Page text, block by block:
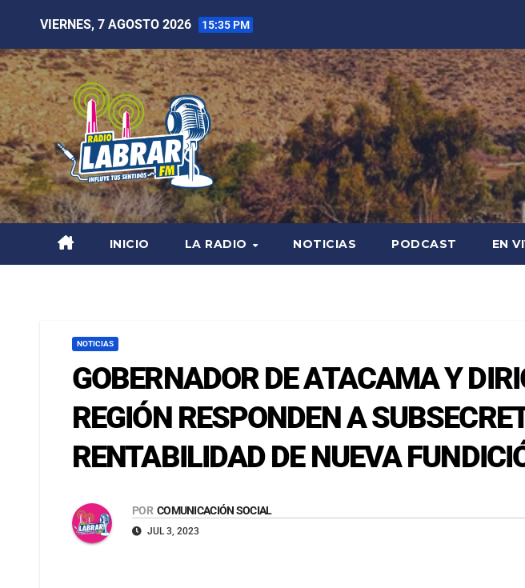
VIERNES, 7 AGOSTO 2026 15:35 PM
INICIO LA RADIO NOTICIAS PODCAST EN
NOTICIAS
GOBERNADOR DE ATACAMA Y
REGIÓN RESPONDEN A
RENTABILIDAD DE NUEVA
POR COMUNICACIÓN SOCIAL
JUL 3, 2023